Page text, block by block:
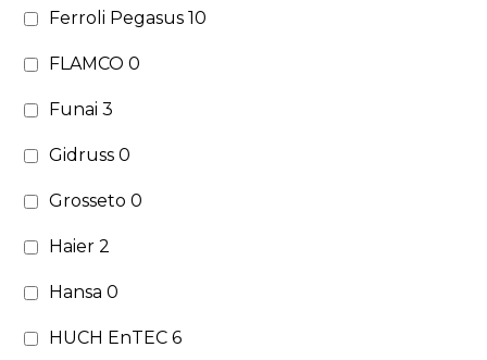
Ferroli Pegasus10
FLAMCO0
Funai3
Gidruss0
Grosseto0
Haier2
Hansa0
HUCH EnTEC6